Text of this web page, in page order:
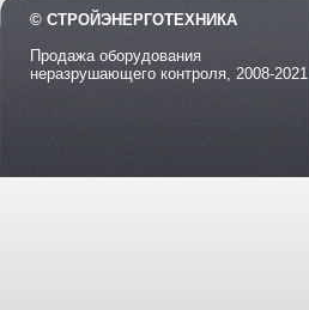
© СТРОЙЭНЕРГОТЕХНИКА
Продажа оборудования
неразрушающего контроля, 2008-2021